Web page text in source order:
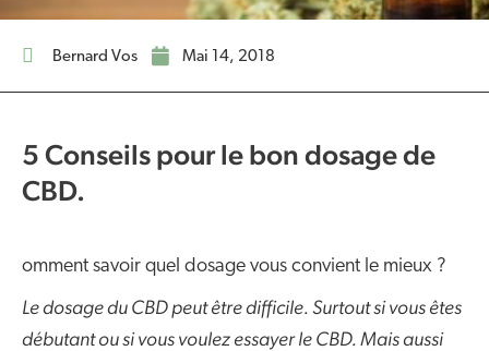
Bernard Vos mai 14, 2018
5 Conseils pour le bon dosage de
CBD.
omment savoir quel dosage vous convient le mieux ?
Le dosage du CBD peut être difficile. Surtout si vous êtes
débutant ou si vous voulez essayer le CBD. Mais aussi